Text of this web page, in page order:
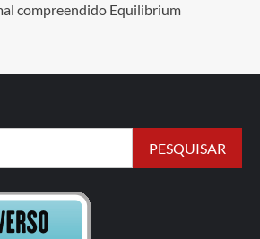
compreendido Equilibrium